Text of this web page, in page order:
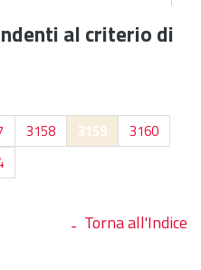
al criterio di
3158 3159
3160
Torna all'Indice